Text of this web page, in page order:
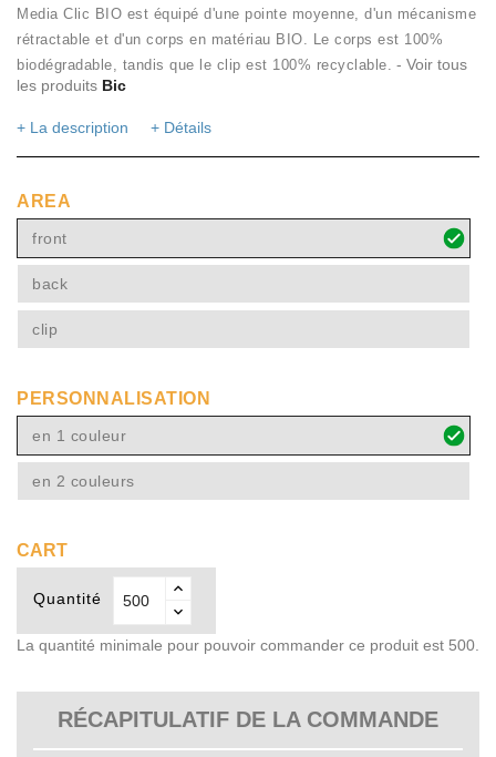
Media Clic BIO est équipé d'une pointe moyenne, d'un mécanisme
rétractable et d'un corps en matériau BIO. Le corps est 100%
biodégradable, tandis que le clip est 100% recyclable. - Voir tous
les produits Bic
+ La description + Détails
AREA
front
back
clip
PERSONNALISATION
en 1 couleur
en 2 couleurs
CART
Quantité
La quantité minimale pour pouvoir commander ce produit est 500.
RÉCAPITULATIF DE LA COMMANDE